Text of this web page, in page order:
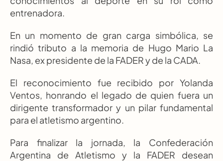
entrenadora.
En un momento de gran carga simbólica, se
rindió tributo a la memoria de Hugo Mario La
Nasa, ex presidente de la FADER y de la CADA.
El reconocimiento fue recibido por Yolanda
Ventos, honrando el legado de quien fuera un
dirigente transformador y un pilar fundamental
para el atletismo argentino.
Para finalizar la jornada, la Confederación
Argentina de Atletismo y la FADER desean